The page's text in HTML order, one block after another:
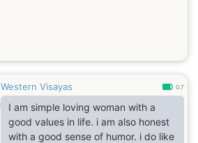
Western Visayas 0.7
I am simple loving woman with a
good values in life. i am also honest
with a good sense of humor. i do like